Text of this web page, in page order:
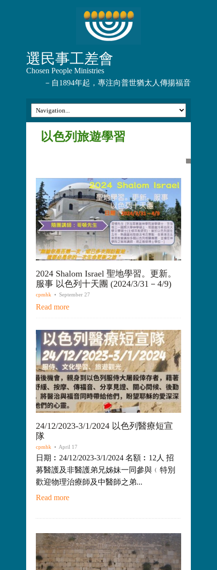
選民事工差會
Chosen People Ministries
－自1894年起，專注向普世猶太人傳揚福音
以色列旅遊學習
2024 Shalom Israel 聖地學習。更新。
服事 以色列十天團 (2024/3/31－4/9)
cpmhk • September 27
Read more
24/12/2023-3/1/2024 以色列醫療短宣
隊
cpmhk • April 17
日期︰24/12/2023-3/1/2024 名額︰12人 招
募醫護及非醫護弟兄姊妹一同參與﹙特別
歡迎物理治療師及中醫師之弟...
Read more